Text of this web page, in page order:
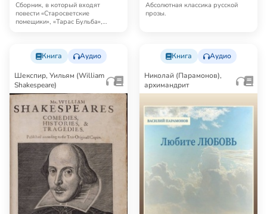
Сборник, в который входят
повести «Старосветские
помещики», «Тарас Бульба»,
Абсолютная классика русской
прозы.
Книга Аудио
Шекспир, Уильям (William
Shakespeare)
Книга Аудио
Николай (Парамонов),
архимандрит